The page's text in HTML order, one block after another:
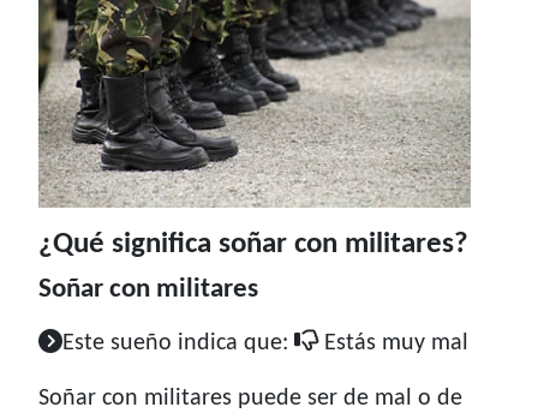
¿Qué significa soñar con militares?
Soñar con militares
Este sueño indica que: Estás muy mal
Soñar con militares puede ser de mal o de